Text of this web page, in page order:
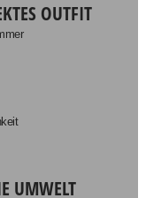
OUTFIT
UMWELT